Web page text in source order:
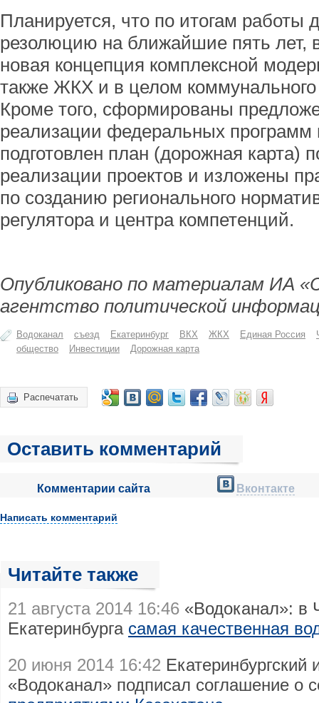
Планируется, что по итогам работы
резолюцию на ближайшие пять лет,
новая концепция комплексной
также ЖКХ и в целом коммунального
Кроме того, сформированы
реализации федеральных программ
подготовлен план (дорожная карта)
реализации проектов и изложены
по созданию регионального
регулятора и центра компетенций.
Опубликовано по материалам ИА
агентство политической
Водоканал съезд Екатеринбург ВКХ ЖКХ Единая Россия
общество
Инвестиции Дорожная карта
Распечатать
Оставить комментарий
Комментарии сайта Вконтакте
Написать комментарий
Читайте также
21 августа 2014 16:46 «Водоканал»: в
Екатеринбурга самая качественная
20 июня 2014 16:42
«Водоканал» подписал соглашение о